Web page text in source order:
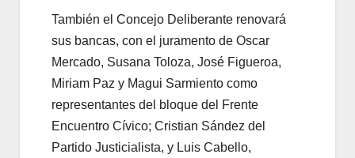
También el Concejo Deliberante renovará
sus bancas, con el juramento de Oscar
Mercado, Susana Toloza, José Figueroa,
Miriam Paz y Magui Sarmiento como
representantes del bloque del Frente
Encuentro Cívico; Cristian Sández del
Partido Justicialista, y Luis Cabello,